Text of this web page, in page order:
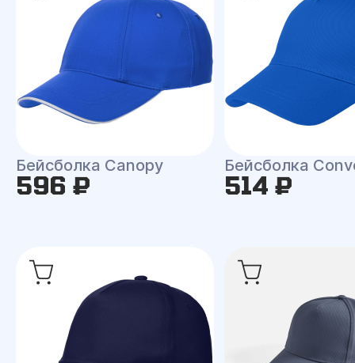
Бейсболка Canopy
596 ₽
Бейсболка
514 ₽